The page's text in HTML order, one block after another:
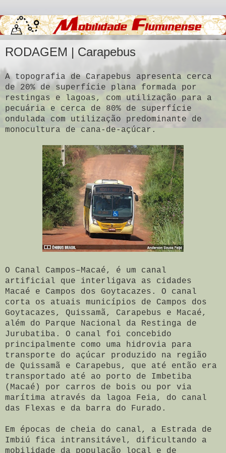
RODAGEM | Carapebus
A topografia de Carapebus apresenta cerca
de 20% de superfície plana formada por
restingas e lagoas, com utilização para a
pecuária e cerca de 80% de superfície
ondulada com utilização predominante de
monocultura de cana-de-açúcar.
O Canal Campos–Macaé, é um canal
artificial que interligava as cidades
Macaé e Campos dos Goytacazes. O canal
corta os atuais municípios de Campos dos
Goytacazes, Quissamã, Carapebus e Macaé,
além do Parque Nacional da Restinga de
Jurubatiba. O canal foi concebido
principalmente como uma hidrovia para
transporte do açúcar produzido na região
de Quissamã e Carapebus, que até então era
transportado até ao porto de Imbetiba
(Macaé) por carros de bois ou por via
marítima através da lagoa Feia, do canal
das Flexas e da barra do Furado.
Em épocas de cheia do canal, a Estrada de
Imbiú fica intransitável, dificultando a
mobilidade da população local e de